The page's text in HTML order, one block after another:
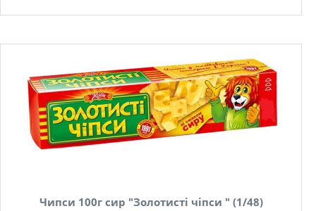
Чипси 100г сир "Золотисті чіпси " (1/48)